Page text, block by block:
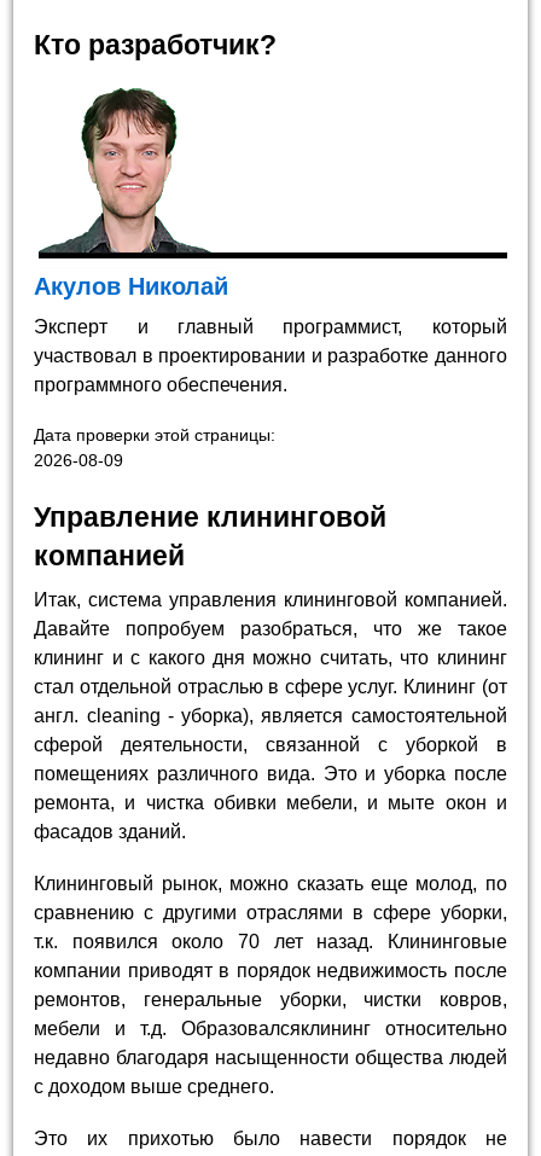
Кто разработчик?
Акулов Николай
Эксперт и главный программист, который
участвовал в проектировании и разработке данного
программного обеспечения.
Дата проверки этой страницы:
2026-08-09
Управление клининговой
компанией
Итак, система управления клининговой компанией.
Давайте попробуем разобраться, что же такое
клининг и с какого дня можно считать, что клининг
стал отдельной отраслью в сфере услуг. Клининг (от
англ. cleaning - уборка), является самостоятельной
сферой деятельности, связанной с уборкой в
помещениях различного вида. Это и уборка после
ремонта, и чистка обивки мебели, и мыте окон и
фасадов зданий.
Клининговый рынок, можно сказать еще молод, по
сравнению с другими отраслями в сфере уборки,
т.к. появился около 70 лет назад. Клининговые
компании приводят в порядок недвижимость после
ремонтов, генеральные уборки, чистки ковров,
мебели и т.д. Образовалсяклининг относительно
недавно благодаря насыщенности общества людей
с доходом выше среднего.
Это их прихотью было навести порядок не